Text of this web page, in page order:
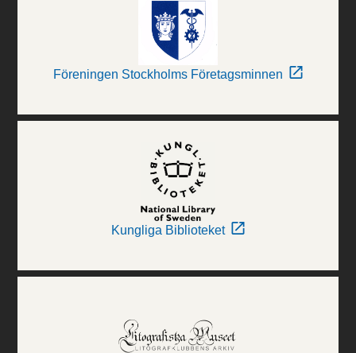
Föreningen Stockholms Företagsminnen
Kungliga Biblioteket